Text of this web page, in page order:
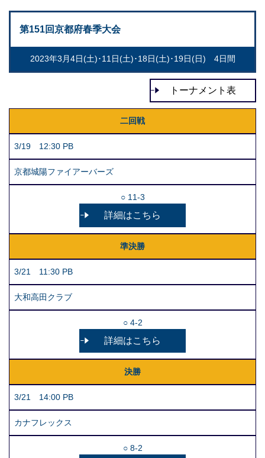
第151回京都府春季大会
2023年3月4日(土)･11日(土)･18日(土)･19日(日) 4日間
トーナメント表
二回戦
3/19 12:30 PB
京都城陽ファイアーバーズ
○ 11-3
詳細はこちら
準決勝
3/21 11:30 PB
大和高田クラブ
○ 4-2
詳細はこちら
決勝
3/21 14:00 PB
カナフレックス
○ 8-2